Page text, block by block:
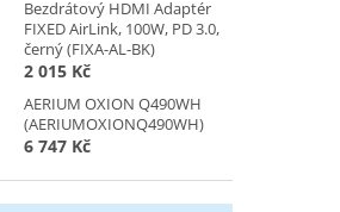
Bezdrátový HDMI Adaptér
FIXED AirLink, 100W, PD 3.0,
černý (FIXA-AL-BK)
2 015 Kč
AERIUM OXION Q490WH
(AERIUMOXIONQ490WH)
6 747 Kč